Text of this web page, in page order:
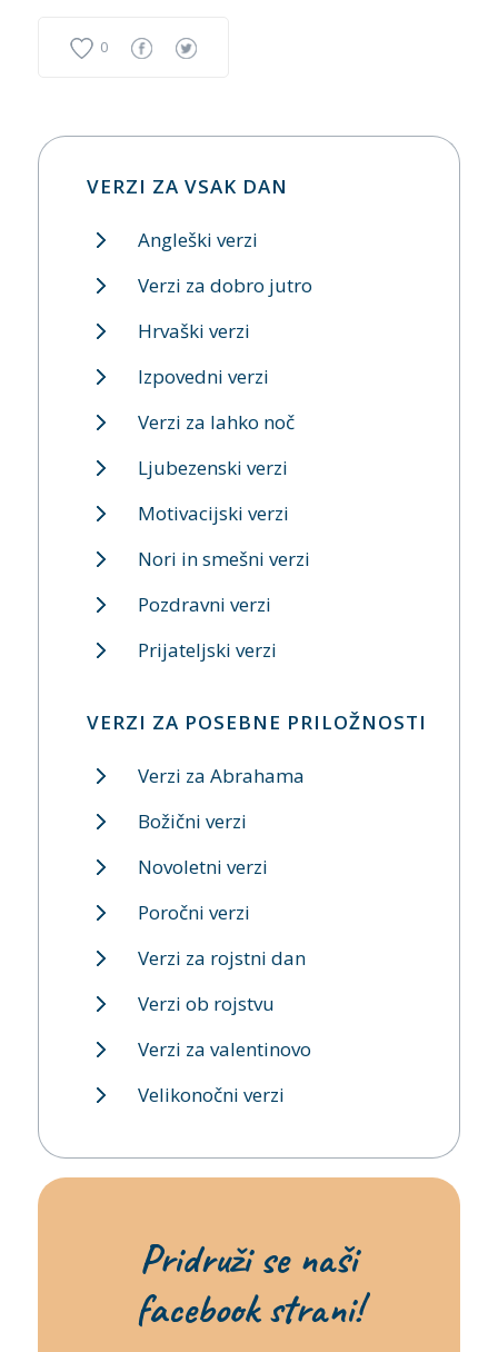
0
VERZI ZA VSAK DAN
Angleški verzi
Verzi za dobro jutro
Hrvaški verzi
Izpovedni verzi
Verzi za lahko noč
Ljubezenski verzi
Motivacijski verzi
Nori in smešni verzi
Pozdravni verzi
Prijateljski verzi
VERZI ZA POSEBNE PRILOŽNOSTI
Verzi za Abrahama
Božični verzi
Novoletni verzi
Poročni verzi
Verzi za rojstni dan
Verzi ob rojstvu
Verzi za valentinovo
Velikonočni verzi
Pridruži se naši
facebook strani!